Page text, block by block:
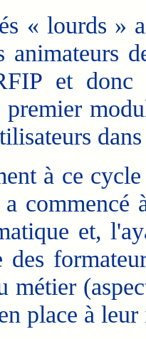
lourds »
animateurs
et donc
premier
à ce cycle
a
et,
des
métier
place à